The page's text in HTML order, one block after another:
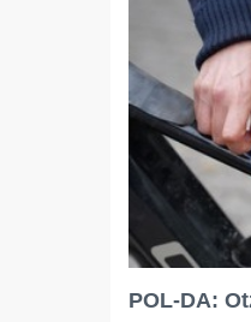
POL-DA: